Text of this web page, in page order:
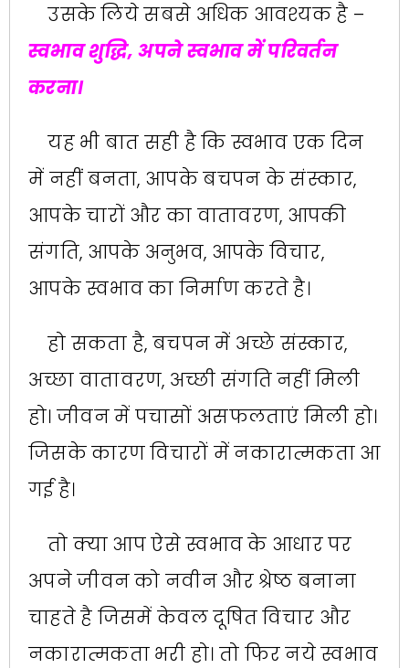
उसके लिये सबसे अधिक आवश्यक है –
स्वभाव शुद्धि, अपने स्वभाव में परिवर्तन
करना।
यह भी बात सही है कि स्वभाव एक दिन
में नहीं बनता, आपके बचपन के संस्कार,
आपके चारों और का वातावरण, आपकी
संगति, आपके अनुभव, आपके विचार,
आपके स्वभाव का निर्माण करते है।
हो सकता है, बचपन में अच्छे संस्कार,
अच्छा वातावरण, अच्छी संगति नहीं मिली
हो। जीवन में पचासों असफलताएं मिली हो।
जिसके कारण विचारों में नकारात्मकता आ
गई है।
तो क्या आप ऐसे स्वभाव के आधार पर
अपने जीवन को नवीन और श्रेष्ठ बनाना
चाहते है जिसमें केवल दूषित विचार और
नकारात्मकता भरी हो। तो फिर नये स्वभाव